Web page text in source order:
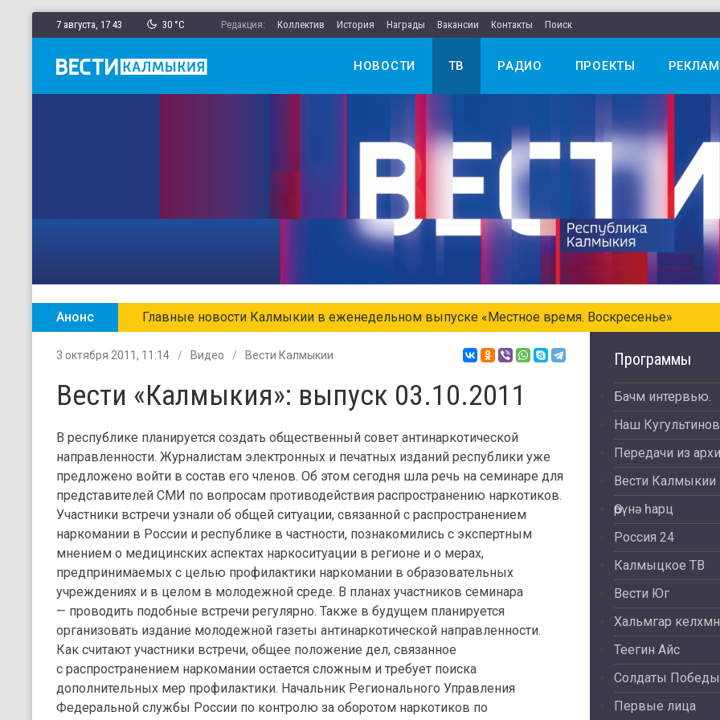
7 августа, 17:43 30 °C Редакция: Коллектив История Награды Вакансии Контакты Поиск
НОВОСТИ ТВ РАДИО ПРОЕКТЫ
Анонс Главные новости Калмыкии в еженедельном выпуске «Местное время. Воскресенье»
3 октября 2011, 11:14 Видео Вести Калмыкии
Вести «Калмыкия»: выпуск 03.10.2011
В республике планируется создать общественный совет антинаркотической
направленности. Журналистам электронных и печатных изданий республики уже
предложено войти в состав его членов. Об этом сегодня шла речь на семинаре для
представителей СМИ по вопросам противодействия распространению наркотиков.
Участники встречи узнали об общей ситуации, связанной с распространением
наркомании в России и республике в частности, познакомились с экспертным
мнением о медицинских аспектах наркоситуации в регионе и о мерах,
предпринимаемых с целью профилактики наркомании в образовательных
учреждениях и в целом в молодежной среде. В планах участников семинара
— проводить подобные встречи регулярно. Также в будущем планируется
организовать издание молодежной газеты антинаркотической направленности.
Как считают участники встречи, общее положение дел, связанное
с распространением наркомании остается сложным и требует поиска
дополнительных мер профилактики. Начальник Регионального Управления
Федеральной службы России по контролю за оборотом наркотиков по
Программы
Бачм интервью.
Наш Кугультинов
Передачи из
Вести Калмыкии
Өрүнә һарц
Россия 24
Калмыцкое ТВ
Вести Юг
Хальмгар келхмн
Теегин Айс
Солдаты Победы
Первые лица